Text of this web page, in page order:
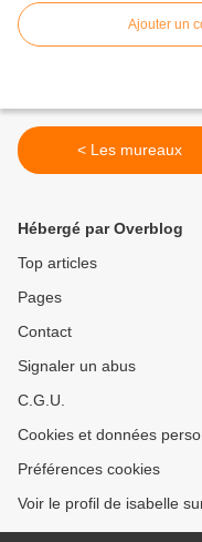
Ajouter un
< Les mureaux
Hébergé par Overblog
Top articles
Pages
Contact
Signaler un abus
C.G.U.
Cookies et données
Préférences cookies
Voir le profil de isabelle